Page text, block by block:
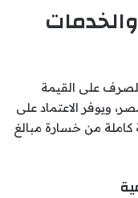
على القيمة
ويوفر الاعتماد على
الحديثة لعام 2026 حماية كاملة من خسارة مبالغ